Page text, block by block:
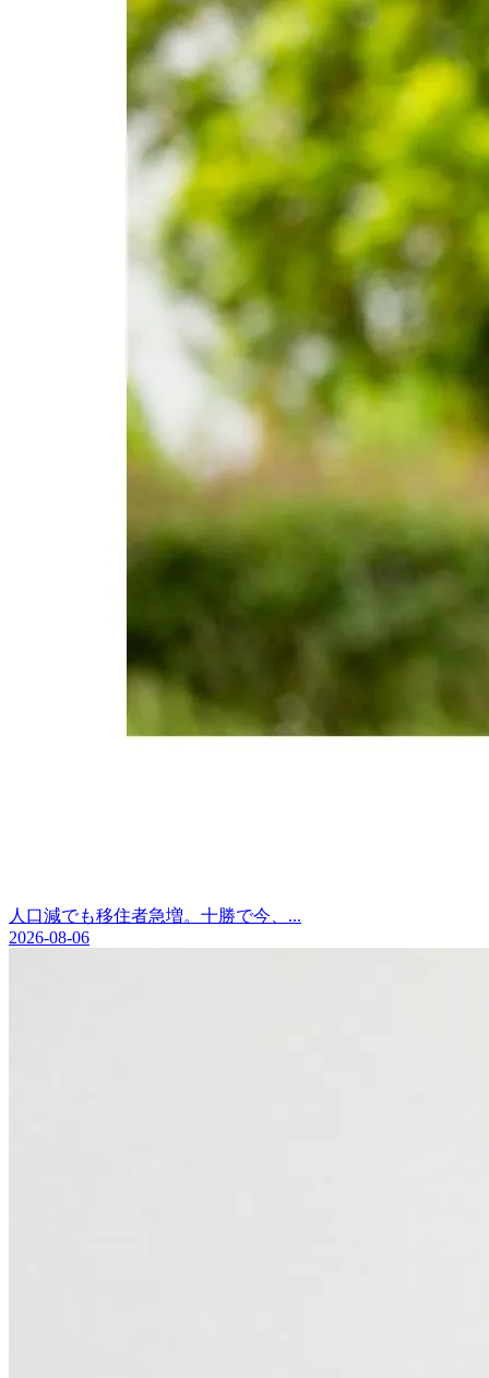
人口減でも移住者急増。十勝で今、...
2026-08-06